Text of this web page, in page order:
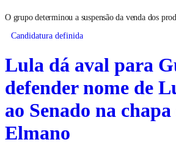
O grupo determinou a suspensão da venda dos
Candidatura definida
Lula dá aval para
defender nome de
ao Senado na chapa
Elmano